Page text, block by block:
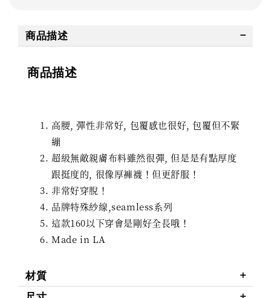
商品描述
商品描述
高腰, 彈性非常好, 包覆感也很好, 包覆但不緊
繃
超級無敵親膚布料雖然很彈, 但是是有點厚度
跟挺度的, 很像厚褲襪！但更舒服！
非常好穿脫！
品牌特殊紗線,seamless系列
這款160以下穿會是剛好全長哦！
Made in LA
材質